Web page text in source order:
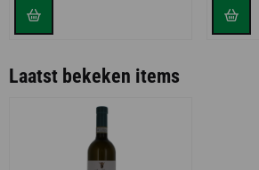
Laatst bekeken items